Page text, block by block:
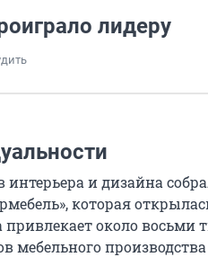
лидеру
и дизайна
которая
около восьми
мебельного